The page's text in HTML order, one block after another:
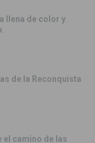
llena de color y
de la Reconquista
el camino de las